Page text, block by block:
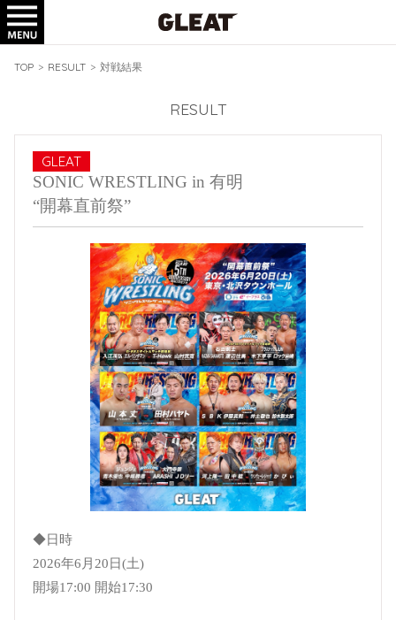
TOP > RESULT > 対戦結果
RESULT
GLEAT
SONIC WRESTLING in 有明
“開幕直前祭”
◆日時
2026年6月20日(土)
開場17:00 開始17:30